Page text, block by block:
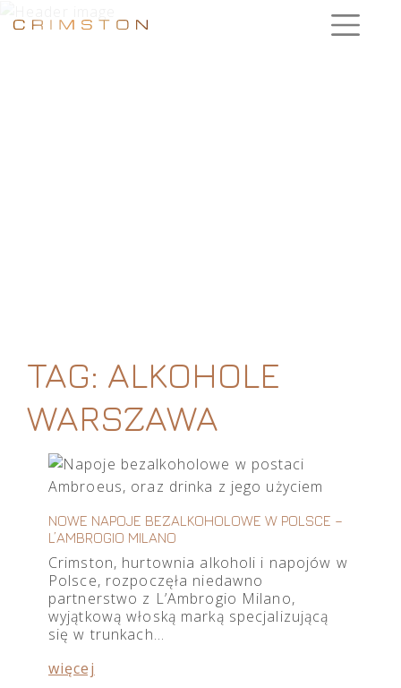
TAG: ALKOHOLE
WARSZAWA
NOWE NAPOJE BEZALKOHOLOWE W POLSCE –
L’AMBROGIO MILANO
Crimston, hurtownia alkoholi i napojów w
Polsce, rozpoczęła niedawno
partnerstwo z L’Ambrogio Milano,
wyjątkową włoską marką specjalizującą
się w trunkach…
więcej